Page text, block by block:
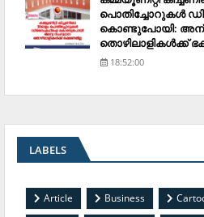
പൊതിച്ചോറുകള്‍
കൊണ്ടുപോയി:
തൊഴിലാളികള്‍ക്ക്
18:52:00
LABELS
Article Business